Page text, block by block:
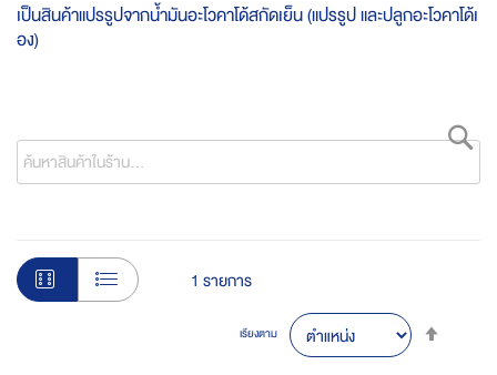
เป็นสินค้าแปรรูปจากน้ำมันอะโวคาโด้สกัดเย็น (แปรรูป และปลูกอะโวคาโด้เ
อง)
1 รายการ
เรียงตาม